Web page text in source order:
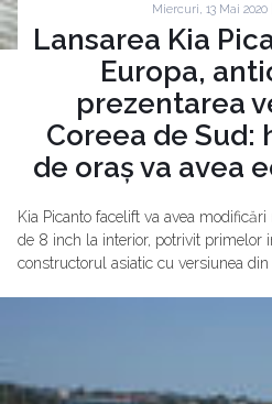
Miercuri, 13 Mai 2020 |
Lansarea Kia
Europa,
prezentarea
Coreea de
de oraș va avea
Kia Picanto facelift va avea
de 8 inch la interior, potrivit primelor
constructorul asiatic cu versiunea din